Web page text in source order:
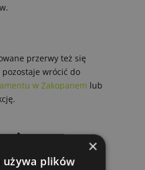
przerwy też się
wrócić do
w Zakopanem lub
×
używa plików